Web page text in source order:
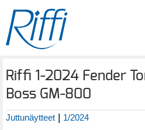
Riffi 1-2024 Fender
Boss GM-800
Juttunäytteet | 1/2024